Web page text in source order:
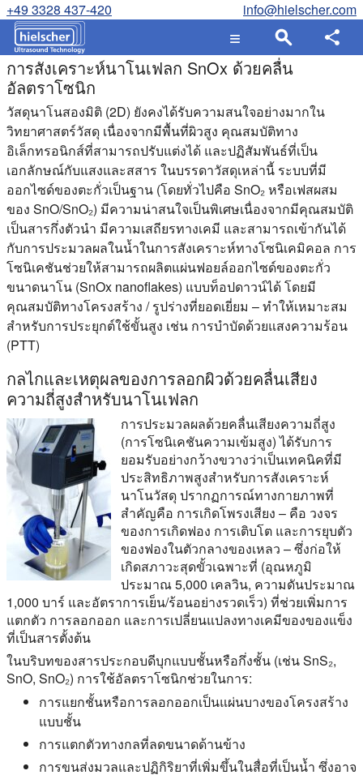
+49 3328 437-420 info@hielscher.com
การสังเคราะห์นาโนเฟลก SnOx ด้วยคลื่น
อัลตราโซนิก
วัสดุนาโนสองมิติ (2D) ยังคงได้รับความสนใจอย่างมากใน
วิทยาศาสตร์วัสดุ เนื่องจากมีพื้นที่ผิวสูง คุณสมบัติทาง
อิเล็กทรอนิกส์ที่สามารถปรับแต่งได้ และปฏิสัมพันธ์ที่เป็น
เอกลักษณ์กับแสงและสสาร ในบรรดาวัสดุเหล่านี้ ระบบที่มี
ออกไซด์ของตะกั่วเป็นฐาน (โดยทั่วไปคือ SnO₂ หรือเฟสผสม
ของ SnO/SnO₂) มีความน่าสนใจเป็นพิเศษเนื่องจากมีคุณสมบัติ
เป็นสารกึ่งตัวนำ มีความเสถียรทางเคมี และสามารถเข้ากันได้
กับการประมวลผลในน้ำในการสังเคราะห์ทางโซนิเคมิคอล การ
โซนิเคชันช่วยให้สามารถผลิตแผ่นฟอยล์ออกไซด์ของตะกั่ว
ขนาดนาโน (SnOx nanoflakes) แบบท็อปดาวน์ได้ โดยมี
คุณสมบัติทางโครงสร้าง / รูปร่างที่ยอดเยี่ยม – ทำให้เหมาะสม
สำหรับการประยุกต์ใช้ขั้นสูง เช่น การบำบัดด้วยแสงความร้อน
(PTT)
กลไกและเหตุผลของการลอกผิวด้วยคลื่นเสียง
ความถี่สูงสำหรับนาโนเฟลก
การประมวลผลด้วยคลื่นเสียงความถี่สูง
(การโซนิเคชันความเข้มสูง) ได้รับการ
ยอมรับอย่างกว้างขวางว่าเป็นเทคนิคที่มี
ประสิทธิภาพสูงสำหรับการสังเคราะห์
นาโนวัสดุ ปรากฏการณ์ทางกายภาพที่
สำคัญคือ การเกิดโพรงเสียง – คือ วงจร
ของการเกิดฟอง การเติบโต และการยุบตัว
ของฟองในตัวกลางของเหลว – ซึ่งก่อให้
เกิดสภาวะสุดขั้วเฉพาะที่ (อุณหภูมิ
ประมาณ 5,000 เคลวิน, ความดันประมาณ
1,000 บาร์ และอัตราการเย็น/ร้อนอย่างรวดเร็ว) ที่ช่วยเพิ่มการ
แตกตัว การลอกออก และการเปลี่ยนแปลงทางเคมีของของแข็ง
ที่เป็นสารตั้งต้น
ในบริบทของสารประกอบดีบุกแบบชั้นหรือกึ่งชั้น (เช่น SnS₂,
SnO, SnO₂) การใช้อัลตราโซนิกช่วยในการ:
การแยกชั้นหรือการลอกออกเป็นแผ่นบางของโครงสร้าง
แบบชั้น
การแตกตัวทางกลที่ลดขนาดด้านข้าง
การขนส่งมวลและปฏิกิริยาที่เพิ่มขึ้นในสื่อที่เป็นน้ำ ซึ่งอาจ